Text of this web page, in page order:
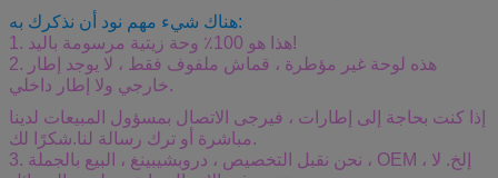
هناك شيء مهم نود أن نذكرك به:
1. هذا هو 100٪ وحة زيتية مرسومة باليد!
2. هذه لوحة غير مؤطرة ، قماش ملفوف فقط ، لا يوجد إطار
خارجي ولا إطار داخلي.
إذا كنت بحاجة إلى إطارات ، فيرجى الاتصال بمسؤول المبيعات لدينا
مباشرة أو ترك رسالة لنا.شكرًا لك.
3. نحن نقبل التخصيص ، دروبشيبينغ ، البيع بالجملة ، OEM ، إلخ. لا